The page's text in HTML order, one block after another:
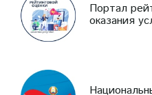
Портал
оказания